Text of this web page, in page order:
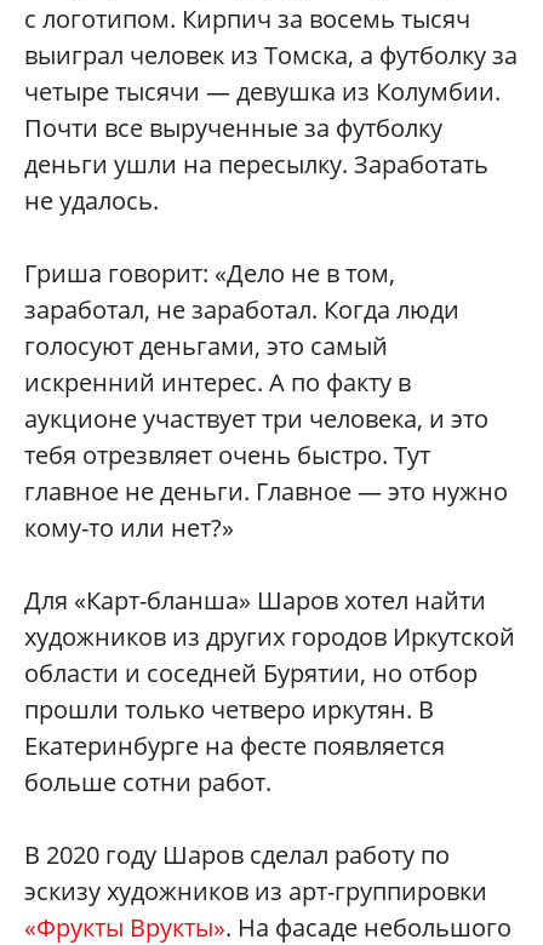
с логотипом. Кирпич за восемь тысяч
выиграл человек из Томска, а футболку за
четыре тысячи — девушка из Колумбии.
Почти все вырученные за футболку
деньги ушли на пересылку. Заработать
не удалось.
Гриша говорит: «Дело не в том,
заработал, не заработал. Когда люди
голосуют деньгами, это самый
искренний интерес. А по факту в
аукционе участвует три человека, и это
тебя отрезвляет очень быстро. Тут
главное не деньги. Главное — это нужно
кому-то или нет?»
Для «Карт-бланша» Шаров хотел найти
художников из других городов Иркутской
области и соседней Бурятии, но отбор
прошли только четверо иркутян. В
Екатеринбурге на фесте появляется
больше сотни работ.
В 2020 году Шаров сделал работу по
эскизу художников из арт-группировки
«Фрукты Врукты». На фасаде небольшого